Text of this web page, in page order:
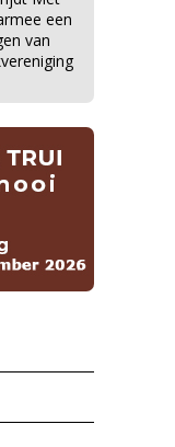
een
van